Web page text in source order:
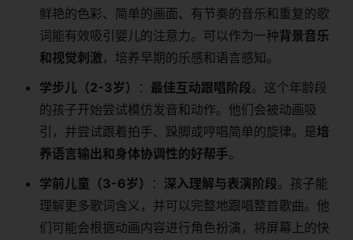
鲜艳的色彩、简单的画面、有节奏的音乐和重复的歌
词能有效吸引婴儿的注意力。可以作为一种背景音乐
和视觉刺激 ，培养早期的乐感和语言感知。
学步儿（2-3岁）
： 最佳互动跟唱阶段。这个年龄段
的孩子开始尝试模仿发音和动作。他们会被动画吸
引，并尝试跟着拍手、跺脚或哼唱简单的旋律。是培
养语言输出和身体协调性的好帮手。
学前儿童（3-6岁）
： 深入理解与表演阶段。孩子能
理解更多歌词含义，并可以完整地跟唱整首歌曲。他
们可能会根据动画内容进行角色扮演，将屏幕上的快